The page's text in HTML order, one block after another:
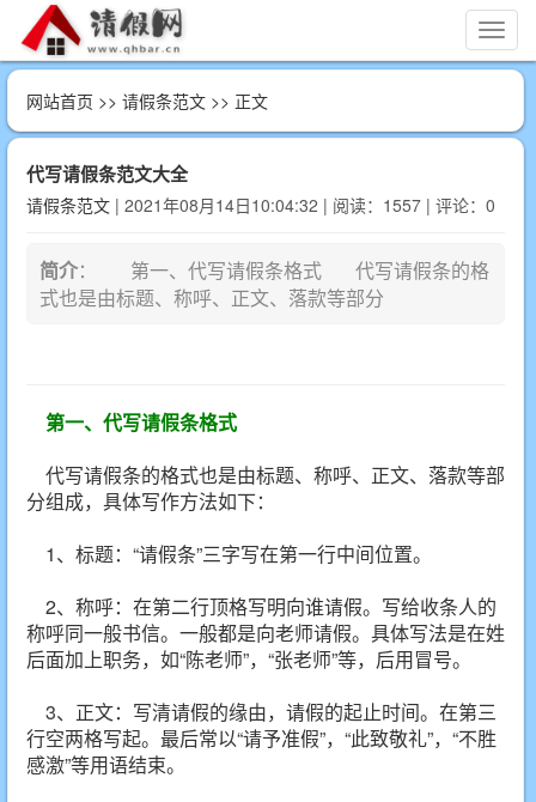
切
换
网站首页 >> 请假条范文 >> 正文
代写请假条范文大全
请假条范文 | 2021年08月14日10:04:32 | 阅读：1557 | 评论：0
简介： 第一、代写请假条格式 代写请假条的格
式也是由标题、称呼、正文、落款等部分
第一、代写请假条格式
代写请假条的格式也是由标题、称呼、正文、落款等部
分组成，具体写作方法如下：
1、标题：“请假条”三字写在第一行中间位置。
2、称呼：在第二行顶格写明向谁请假。写给收条人的
称呼同一般书信。一般都是向老师请假。具体写法是在姓
后面加上职务，如“陈老师”，“张老师”等，后用冒号。
3、正文：写清请假的缘由，请假的起止时间。在第三
行空两格写起。最后常以“请予准假”，“此致敬礼”，“不胜
感激”等用语结束。